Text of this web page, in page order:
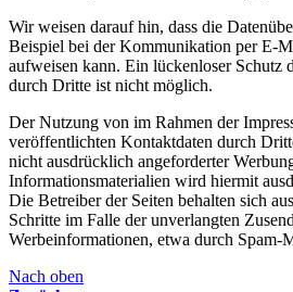
Wir weisen darauf hin, dass die
Beispiel bei der Kommunikation per E-
aufweisen kann. Ein lückenloser Schutz
durch Dritte ist nicht möglich.
Der Nutzung von im Rahmen der
veröffentlichten Kontaktdaten durch
nicht ausdrücklich angeforderter
Informationsmaterialien wird hiermit
Die Betreiber der Seiten behalten sich
Schritte im Falle der unverlangten
Werbeinformationen, etwa durch Spam-
Nach oben